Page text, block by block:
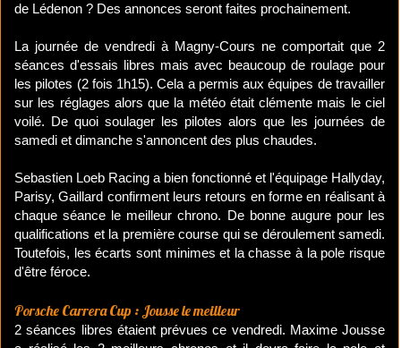
de Lédenon ? Des annonces seront faites prochainement.
La journée de vendredi à Magny-Cours ne comportait que 2
séances d'essais libres mais avec beaucoup de roulage pour
les pilotes (2 fois 1h15). Cela a permis aux équipes de travailler
sur les réglages alors que la météo était clémente mais le ciel
voilé. De quoi soulager les pilotes alors que les journées de
samedi et dimanche s'annoncent des plus chaudes.
Sebastien Loeb Racing a bien fonctionné et l'équipage Hallyday,
Parisy, Gaillard confirment leurs retours en forme en réalisant à
chaque séance le meilleur chrono. De bonne augure pour les
qualifications et la première course qui se déroulement samedi.
Toutefois, les écarts sont minimes et la chasse à la pole risque
d'être féroce.
Porsche Carrera Cup : Jousse le meilleur
2 séances libres étaient prévues ce vendredi. Maxime Jousse